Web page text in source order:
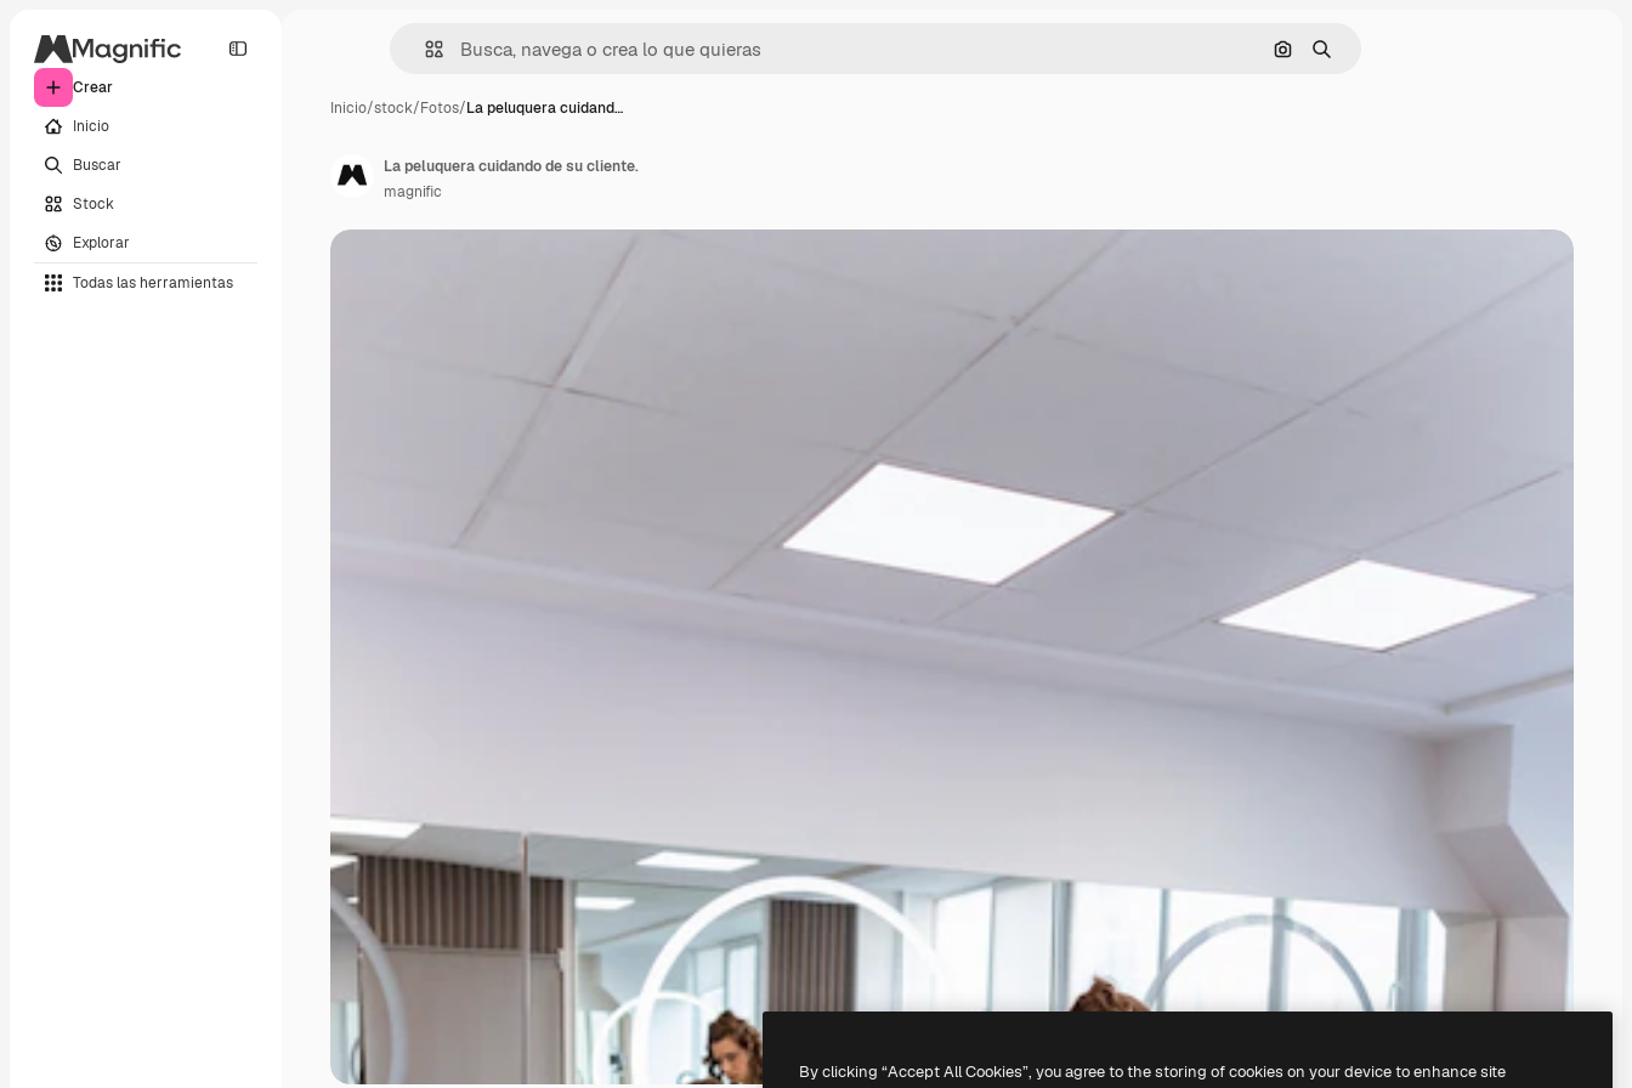
Crear
Inicio
Buscar
Stock
Explorar
Todas las herramientas
Buscar por imagen
Buscar
Inicio/stock/Fotos/La peluquera cuidand…
La peluquera cuidando de su cliente.
magnific
By clicking “Accept All Cookies”, you agree to the storing of cookies on your device to enhance site